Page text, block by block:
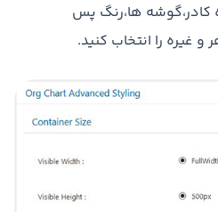
کادر،گوشه ها،رنگ پس
و غیره را انتخاب کنید.